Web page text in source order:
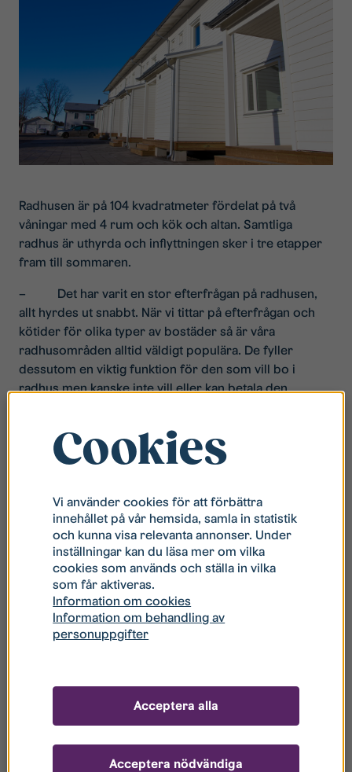
Radhusen är på 104 kvadratmeter fördelat på två
våningar med 4 rum och kök och altan. Samtliga
radhus är uthyrda och inflyttningen sker i tre etapper
fram till sommaren.
– Det har varit en stor efterfrågan på radhusen,
allt hyrdes ut snabbt. När vi tittar på efterfrågan och
kötider för olika typer av bostäder så är våra
radhusområden alltid väldigt populära. De fyller
dessutom en viktig funktion för den som vill bo i
radhus men kanske inte vill eller kan betala den
hyresradhus i Ekängen. Att vi dessutom har kunnat
använda Sveriges Allmännyttas ramupphandlade
och pris, säger Fredrik Törnqvist, vd på Stångåstaden.
Totalt byggs 38 radhus i tre etapper
Radhusen är på 104 kvm fördelat på två våningar
med 4 rum och kök
Kombohusen är ramupphandlade via Sveriges
Husen kan enkelt förklarat sättas ihop som ett
legosystem med stor variation i höjd, bredd, färg
Cookies
Vi använder cookies för att förbättra
innehållet på vår hemsida, samla in statistik
och kunna visa relevanta annonser. Under
inställningar kan du läsa mer om vilka
cookies som används och ställa in vilka
som får aktiveras.
Information om cookies
Information om behandling av
personuppgifter
Acceptera nödvändiga
Acceptera alla